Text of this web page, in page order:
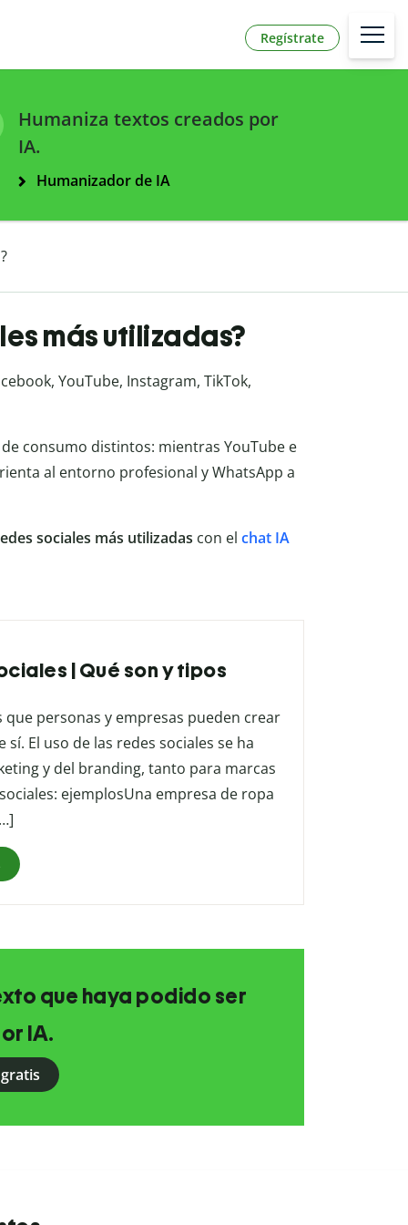
Regístrate
Humaniza textos creados por
IA.
Humanizador de IA
más utilizadas?
YouTube, Instagram, TikTok,
consumo distintos: mientras YouTube e
al entorno profesional y WhatsApp a
sociales más utilizadas con el chat IA
| Qué son y tipos
personas y empresas pueden crear
El uso de las redes sociales se ha
y del branding, tanto para marcas
ejemplosUna empresa de ropa
que haya podido ser
IA.